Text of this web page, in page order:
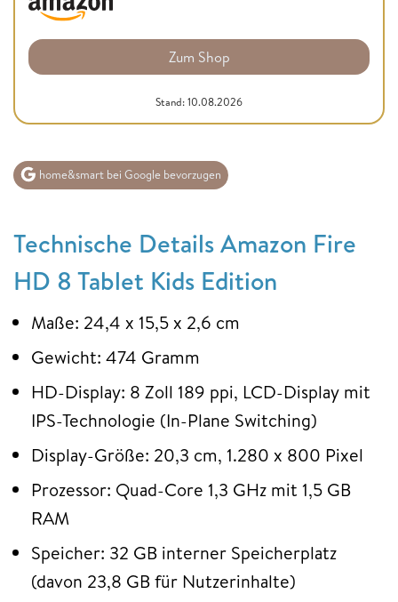
Zum Shop
Stand: 10.08.2026
home&smart bei Google bevorzugen
Technische Details Amazon Fire
HD 8 Tablet Kids Edition
Maße: 24,4 x 15,5 x 2,6 cm
Gewicht: 474 Gramm
HD-Display: 8 Zoll 189 ppi, LCD-Display mit
IPS-Technologie (In-Plane Switching)
Display-Größe: 20,3 cm, 1.280 x 800 Pixel
Prozessor: Quad-Core 1,3 GHz mit 1,5 GB
RAM
Speicher: 32 GB interner Speicherplatz
(davon 23,8 GB für Nutzerinhalte)